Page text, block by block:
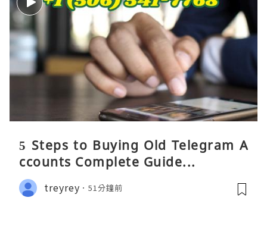
5 Steps to Buying Old Telegram A
ccounts Complete Guide...
treyrey 51分鐘前